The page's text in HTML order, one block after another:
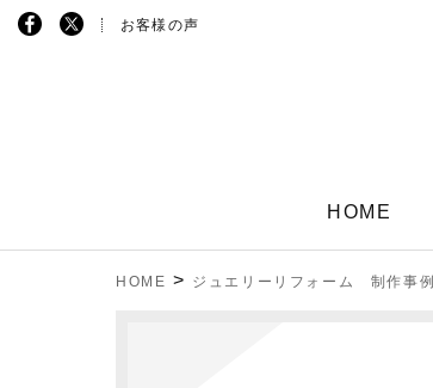
お客様の声
HOME
HOME > ジュエリーリフォーム 制作事例